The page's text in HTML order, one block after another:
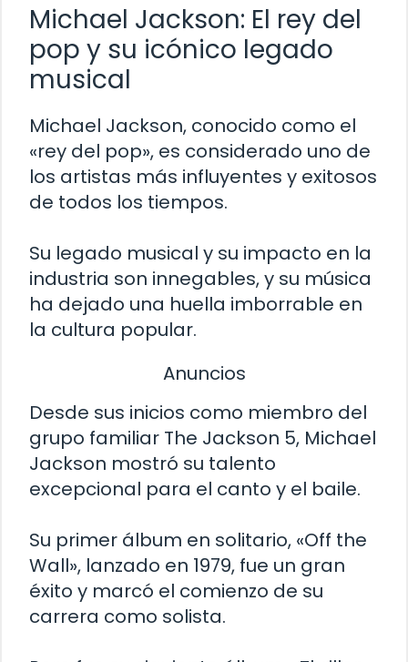
Michael Jackson: El rey del
pop y su icónico legado
musical
Michael Jackson, conocido como el
«rey del pop», es considerado uno de
los artistas más influyentes y exitosos
de todos los tiempos.
Su legado musical y su impacto en la
industria son innegables, y su música
ha dejado una huella imborrable en
la cultura popular.
Anuncios
Desde sus inicios como miembro del
grupo familiar The Jackson 5, Michael
Jackson mostró su talento
excepcional para el canto y el baile.
Su primer álbum en solitario, «Off the
Wall», lanzado en 1979, fue un gran
éxito y marcó el comienzo de su
carrera como solista.